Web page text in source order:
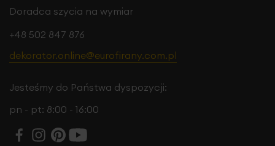
Doradca szycia na wymiar
+48 502 847 876
dekorator.online@eurofirany.com.pl
Jesteśmy do Państwa dyspozycji:
pn - pt: 8:00 - 16:00